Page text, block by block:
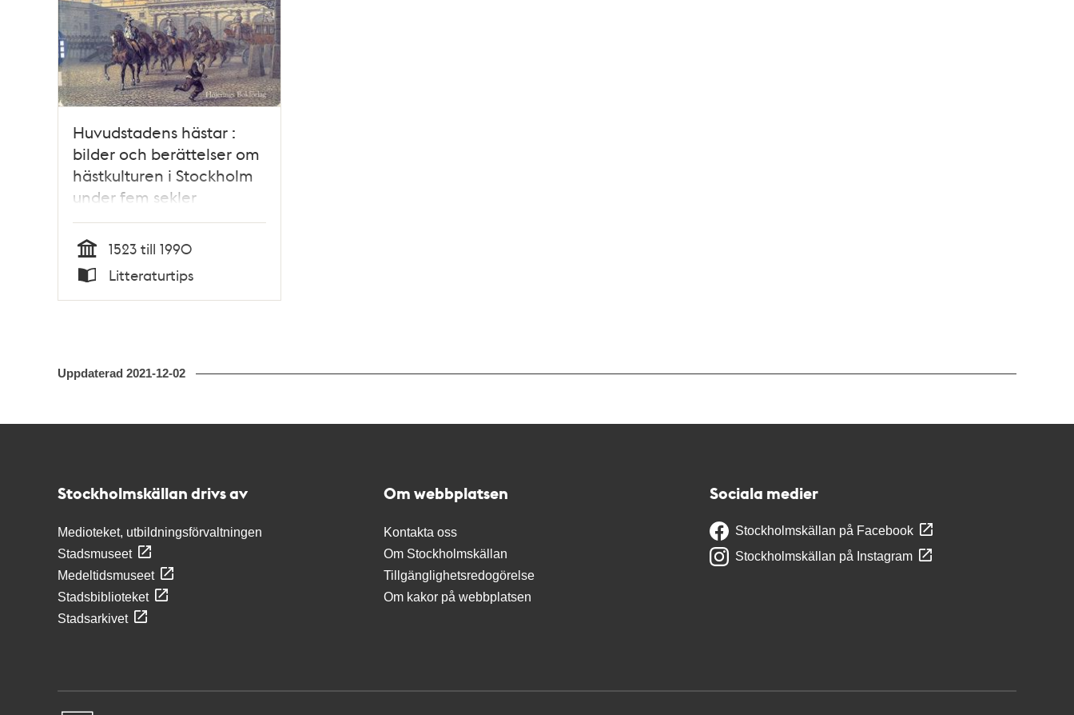
Huvudstadens hästar :
bilder och berättelser om
hästkulturen i Stockholm
under fem sekler
Tid
1523 till 1990
Typ
Litteraturtips
Uppdaterad 2021-12-02
Stockholmskällan drivs av
Medioteket, utbildningsförvaltningen
Stadsmuseet
Medeltidsmuseet
Stadsbiblioteket
Stadsarkivet
Om webbplatsen
Kontakta oss
Om Stockholmskällan
Tillgänglighetsredogörelse
Om kakor på webbplatsen
Sociala medier
Stockholmskällan på Facebook
Stockholmskällan på Instagram